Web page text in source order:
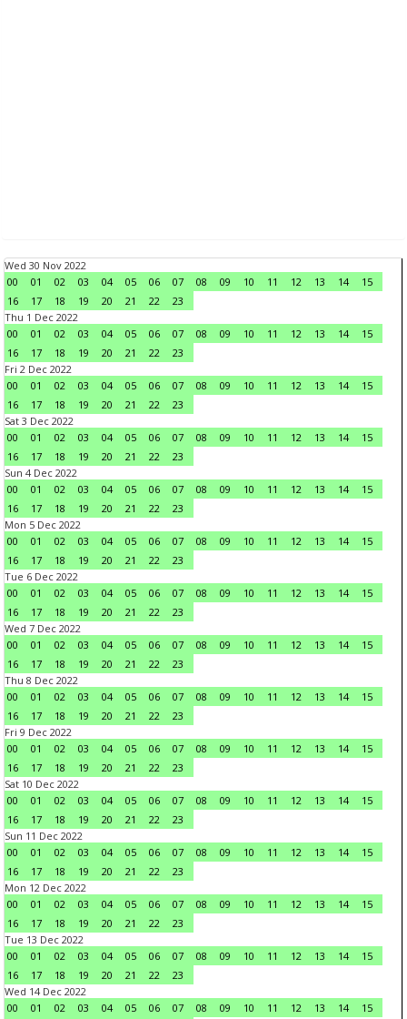
Wed 30 Nov 2022
00
01 02 03 04 05 06 07 08 09 10 11 12 13 14
15
16
17 18 19 20 21 22
23
Thu 1 Dec 2022
00
01 02 03 04 05 06 07 08 09 10 11 12 13 14
15
16
17 18 19 20 21 22
23
Fri 2 Dec 2022
00
01 02 03 04 05 06 07 08 09 10 11 12 13 14
15
16
17 18 19 20 21 22
23
Sat 3 Dec 2022
00
01 02 03 04 05 06 07 08 09 10 11 12 13 14
15
16
17 18 19 20 21 22
23
Sun 4 Dec 2022
00
01 02 03 04 05 06 07 08 09 10 11 12 13 14
15
16
17 18 19 20 21 22
23
Mon 5 Dec 2022
00
01 02 03 04 05 06 07 08 09 10 11 12 13 14
15
16
17 18 19 20 21 22
23
Tue 6 Dec 2022
00
01 02 03 04 05 06 07 08 09 10 11 12 13 14
15
16
17 18 19 20 21 22
23
Wed 7 Dec 2022
00
01 02 03 04 05 06 07 08 09 10 11 12 13 14
15
16
17 18 19 20 21 22
23
Thu 8 Dec 2022
00
01 02 03 04 05 06 07 08 09 10 11 12 13 14
15
16
17 18 19 20 21 22
23
Fri 9 Dec 2022
00
01 02 03 04 05 06 07 08 09 10 11 12 13 14
15
16
17 18 19 20 21 22
23
Sat 10 Dec 2022
00
01 02 03 04 05 06 07 08 09 10 11 12 13 14
15
16
17 18 19 20 21 22
23
Sun 11 Dec 2022
00
01 02 03 04 05 06 07 08 09 10 11 12 13 14
15
16
17 18 19 20 21 22
23
Mon 12 Dec 2022
00
01 02 03 04 05 06 07 08 09 10 11 12 13 14
15
16
17 18 19 20 21 22
23
Tue 13 Dec 2022
00
01 02 03 04 05 06 07 08 09 10 11 12 13 14
15
16
17 18 19 20 21 22
23
Wed 14 Dec 2022
00
01 02 03 04 05 06 07 08 09 10 11 12 13 14
15